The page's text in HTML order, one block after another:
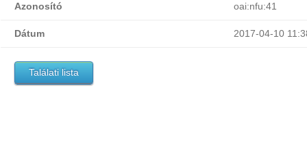
Azonosító oai:nfu:41
Dátum 2017-04-10
Találati lista